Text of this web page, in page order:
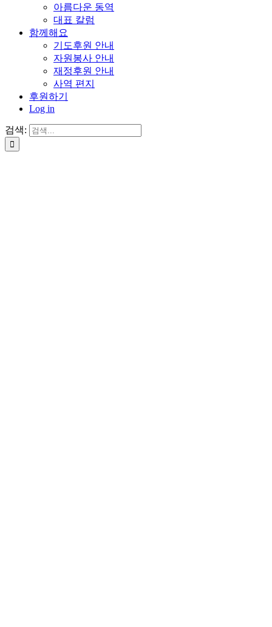
아름다운 동역
대표 칼럼
함께해요
기도후원 안내
자원봉사 안내
재정후원 안내
사역 편지
후원하기
Log in
검색: